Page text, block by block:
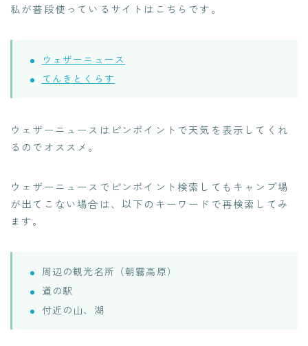
私が普段使っているサイトはこちらです。
ウェザーニュース
てんきとくらす
ウェザーニュースはピンポイントで天気を表示してくれ
るのでオススメ。
ウェザーニュースでピンポイント検索してもキャンプ場
が出てこない場合は、以下のキーワードで再検索してみ
ます。
周辺の観光名所（朝霧高原）
道の駅
付近の山、湖